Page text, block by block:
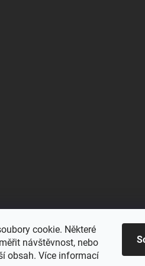
cookie. Některé
návštěvnost, nebo
obsah. Více informací